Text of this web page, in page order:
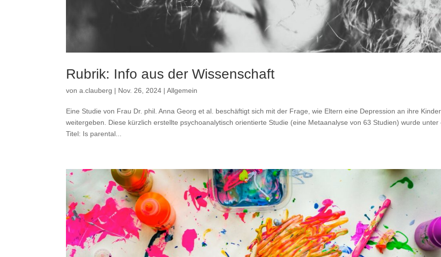
Rubrik: Info aus der Wissenschaft
vona.clauberg | Nov. 26, 2024 |Allgemein
Eine Studie von Frau Dr. phil. Anna Georg et al. beschäftigt sich mit der Frage, wie Eltern eine Depression an ihre Kinder
weitergeben. Diese kürzlich erstellte psychoanalytisch orientierte Studie (eine Metaanalyse von 63 Studien) wurde unter
Titel: Is parental...